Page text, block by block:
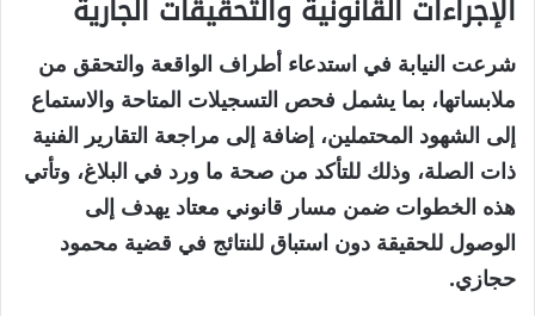
الإجراءات القانونية والتحقيقات الجارية
شرعت النيابة في استدعاء أطراف الواقعة والتحقق من
ملابساتها، بما يشمل فحص التسجيلات المتاحة والاستماع
إلى الشهود المحتملين، إضافة إلى مراجعة التقارير الفنية
ذات الصلة، وذلك للتأكد من صحة ما ورد في البلاغ، وتأتي
هذه الخطوات ضمن مسار قانوني معتاد يهدف إلى
الوصول للحقيقة دون استباق للنتائج في قضية محمود
حجازي.